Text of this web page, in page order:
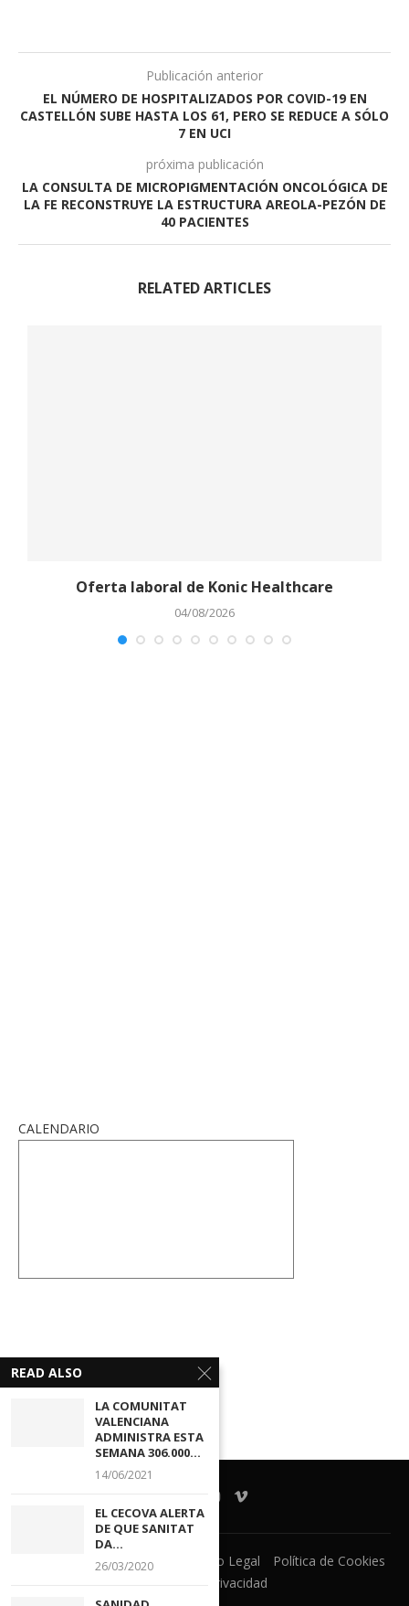
Publicación anterior
EL NÚMERO DE HOSPITALIZADOS POR COVID-19 EN
CASTELLÓN SUBE HASTA LOS 61, PERO SE REDUCE A SÓLO
7 EN UCI
próxima publicación
LA CONSULTA DE MICROPIGMENTACIÓN ONCOLÓGICA DE
LA FE RECONSTRUYE LA ESTRUCTURA AREOLA-PEZÓN DE
40 PACIENTES
RELATED ARTICLES
Oferta laboral de Konic Healthcare
04/08/2026
CALENDARIO
Ventanilla Unica CECOVA Aviso Legal
Política de Cookies
Política de Privacidad
READ ALSO
LA COMUNITAT
VALENCIANA
ADMINISTRA ESTA
SEMANA 306.000...
14/06/2021
EL CECOVA ALERTA
DE QUE SANITAT
DA...
26/03/2020